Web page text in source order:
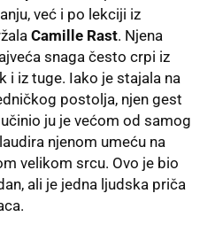
već i po lekciji iz
Camille Rast. Njena
snaga često crpi iz
i iz tuge. Iako je stajala na
postolja, njen gest
ju je većom od samog
njenom umeću na
velikom srcu. Ovo je bio
ali je jedna ljudska priča